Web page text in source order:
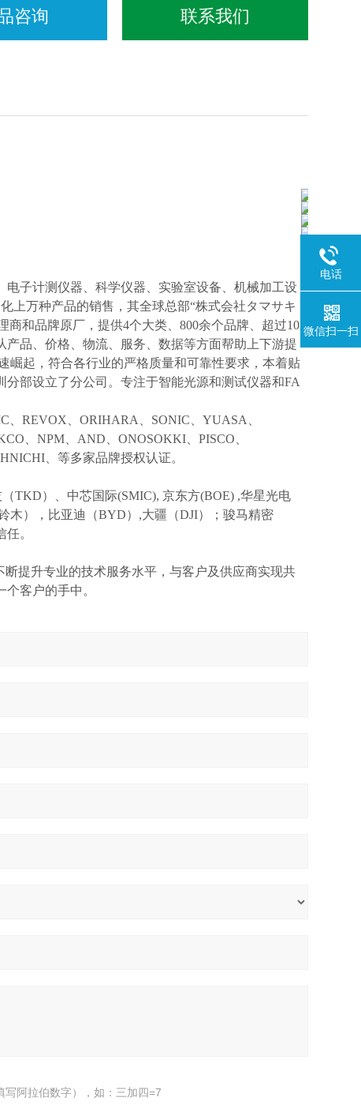
咨询 联系我们
子计测仪器、科学仪器、实验室设备、机械加工设
上万种产品的销售，其全球总部“株式会社タマサキ
商和品牌原厂，提供4个大类、800余个品牌、超过10
产品、价格、物流、服务、数据等方面帮助上下游提
崛起，符合各行业的严格质量和可靠性要求，本着贴
部设立了分公司。专注于智能光源和测试仪器和FA
、REVOX、ORIHARA、SONIC、YUASA、
、NPM、AND、ONOSOKKI、PISCO、
、等多家品牌授权认证。
TKD）、中芯国际(SMIC), 京东方(BOE) ,华星光电
木），比亚迪（BYD）,大疆（DJI）；骏马精密
任。
提升专业的技术服务水平，与客户及供应商实现共
客户的手中。
写阿拉伯数字），如：三加四=7
电话
微信扫一扫